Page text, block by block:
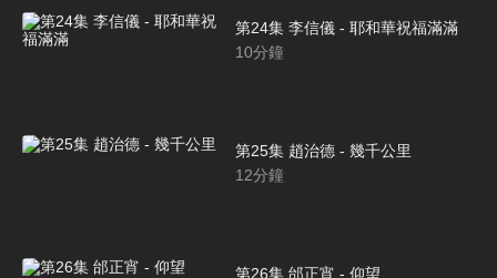
第24集 李信儀 - 耶和華祝福滿滿
10分鐘
第25集 趙治德 - 幾千公里
12分鐘
第26集 邰正宵 - 仰望